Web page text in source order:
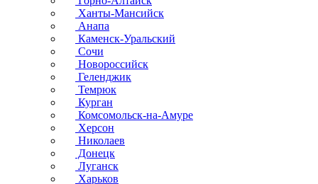
Ханты-Мансийск
Анапа
Каменск-Уральский
Сочи
Новороссийск
Геленджик
Темрюк
Курган
Комсомольск-на-Амуре
Херсон
Николаев
Донецк
Луганск
Харьков